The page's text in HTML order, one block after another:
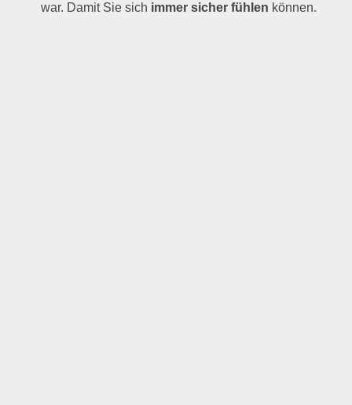
war. Damit Sie sich immer sicher fühlen können.